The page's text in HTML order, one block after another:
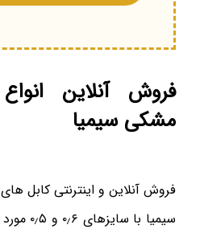
فروش آنلاین
مشکی سیمیا
فروش آنلاین و اینترنتی کابل
سیمیا